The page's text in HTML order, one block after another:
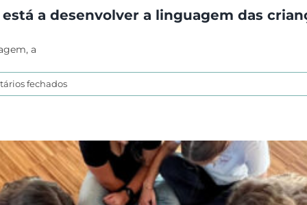
a desenvolver a linguagem das
a
fechadosem
Troca
a
brincadeira
que
está